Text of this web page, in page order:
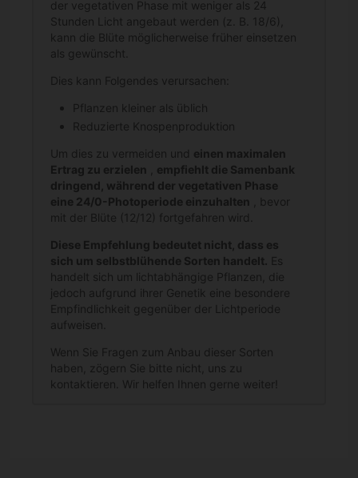
der vegetativen Phase mit weniger als 24
Stunden Licht angebaut werden (z. B. 18/6),
kann die Blüte möglicherweise früher einsetzen
als gewünscht.
Dies kann Folgendes verursachen:
Pflanzen kleiner als üblich
Reduzierte Knospenproduktion
Um dies zu vermeiden und einen maximalen
Ertrag zu erzielen
empfiehlt die Samenbank
dringend, während der vegetativen Phase
eine 24/0-Photoperiode einzuhalten
, bevor
mit der Blüte (12/12) fortgefahren wird.
Diese Empfehlung bedeutet nicht, dass es
sich um selbstblühende Sorten handelt. Es
handelt sich um lichtabhängige Pflanzen, die
jedoch aufgrund ihrer Genetik eine besondere
Empfindlichkeit gegenüber der Lichtperiode
aufweisen.
Wenn Sie Fragen zum Anbau dieser Sorten
haben, zögern Sie bitte nicht, uns zu
kontaktieren. Wir helfen Ihnen gerne weiter!